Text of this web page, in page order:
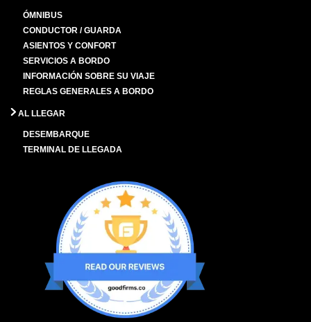
ÓMNIBUS
CONDUCTOR / GUARDA
ASIENTOS Y CONFORT
SERVICIOS A BORDO
INFORMACIÓN SOBRE SU VIAJE
REGLAS GENERALES A BORDO
AL LLEGAR
DESEMBARQUE
TERMINAL DE LLEGADA